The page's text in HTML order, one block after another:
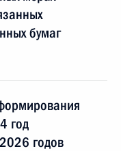
бумаг
год
годов